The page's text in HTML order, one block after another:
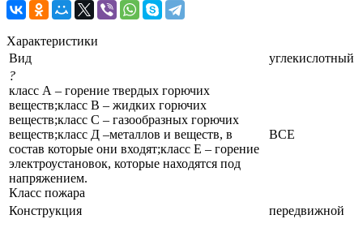
Характеристики
Вид
углекислотный
?
класс А – горение твердых горючих
веществ;класс В – жидких горючих
веществ;класс С – газообразных горючих
веществ;класс Д –металлов и веществ, в
состав которые они входят;класс Е – горение
электроустановок, которые находятся под
напряжением.
Класс пожара
ВСЕ
Конструкция передвижной